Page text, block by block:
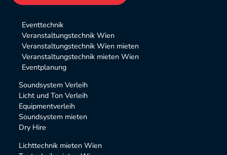
Eventtechnik
Veranstaltungstechnik Wien
Veranstaltungstechnik Wien mieten
Veranstaltungstechnik mieten Wien
Eventplanung
Soundsystem Verleih
Licht und Ton Verleih
Equipmentverleih
Soundsystem mieten
Dry Hire
Lichttechnik mieten Wien